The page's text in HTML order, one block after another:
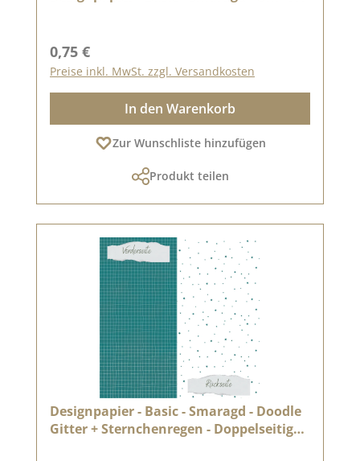
Regulärer Preis:
0,75 €
Preise inkl. MwSt. zzgl. Versandkosten
In den Warenkorb
Zur Wunschliste hinzufügen
Produkt teilen
Designpapier - Basic - Smaragd - Doodle
Gitter + Sternchenregen - Doppelseitig